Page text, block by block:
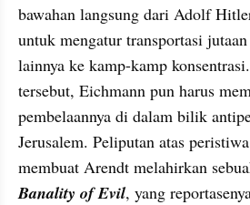
bawahan langsung dari Adolf
untuk mengatur transportasi
lainnya ke kamp-kamp
tersebut, Eichmann pun harus
pembelaannya di dalam bilik
Jerusalem. Peliputan atas
Banality of Evil, yang